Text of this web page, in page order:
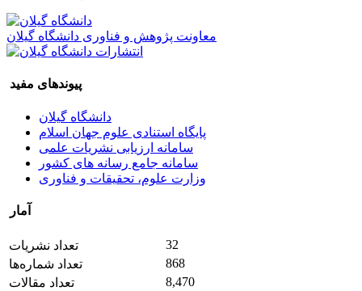
معاونت پژوهش و فناوری دانشگاه گیلان
پیوندهای مفید
دانشگاه گیلان
پایگاه استنادی علوم جهان اسلام
سامانه ارزیابی نشریات علمی
سامانه جامع رسانه های کشور
وزارت علوم، تحقیقات و فناوری
آمار
تعداد نشریات
32
تعداد شماره‌ها
868
تعداد مقالات
8,470